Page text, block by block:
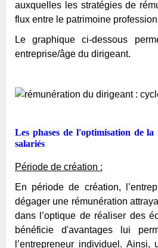
auxquelles les stratégies de
flux entre le patrimoine
Le graphique ci-dessous
entreprise/âge du dirigeant.
Les phases de l'optimisation de
salariés
Période de création :
En période de création,
dégager une rémunération
dans l’optique de réaliser des
bénéficie d'avantages lui
l’entrepreneur individuel.